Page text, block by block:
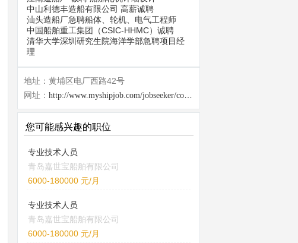
中山利德丰造船有限公司 高薪诚聘
汕头造船厂急聘船体、轮机、电气工程师
中国船舶重工集团（CSIC-HHMC）诚聘
清华大学深圳研究生院海洋学部急聘项目经
理
地址：黄埔区电厂西路42号
网址： http://www.myshipjob.com/jobseeker/company/1646.html
您可能感兴趣的职位
专业技术人员
青岛嘉世宝船舶有限公司
6000-180000 元/月
专业技术人员
青岛嘉世宝船舶有限公司
6000-180000 元/月